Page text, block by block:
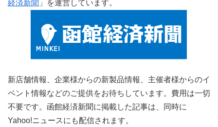
経済新聞 」を運営しています。
新店舗情報、企業様からの新製品情報、主催者様からのイ
ベント情報などのご提供をお待ちしています。費用は一切
不要です。函館経済新聞に掲載した記事は、同時に
Yahoo!ニュースにも配信されます。